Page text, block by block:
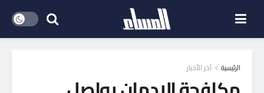
الرئيسية آخر الأخبار